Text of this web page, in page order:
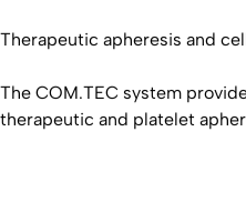
Therapeutic apheresis and
The COM.TEC system
therapeutic and platelet